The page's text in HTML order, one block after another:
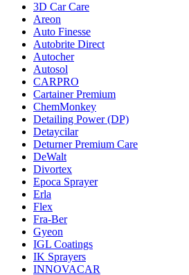
3D Car Care
Areon
Auto Finesse
Autobrite Direct
Autocher
Autosol
CARPRO
Cartainer Premium
ChemMonkey
Detailing Power (DP)
Detaycilar
Deturner Premium Care
DeWalt
Divortex
Epoca Sprayer
Erla
Flex
Fra-Ber
Gyeon
IGL Coatings
IK Sprayers
INNOVACAR